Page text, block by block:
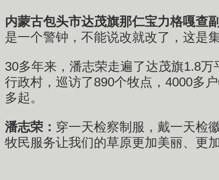
内蒙古包头市达茂旗那仁宝力格嘎查
是一个警钟，不能说改就改了，这是
30多年来，潘志荣走遍了达茂旗1.8万
行政村，巡访了890个牧点，4000多
多起。
潘志荣： 穿一天检察制服，戴一天检
牧民服务让我们的草原更加美丽、更